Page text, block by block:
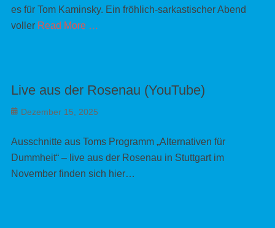
es für Tom Kaminsky. Ein fröhlich-sarkastischer Abend
voller Read More …
Live aus der Rosenau (YouTube)
Posted
Dezember 15, 2025
Ausschnitte aus Toms Programm „Alternativen für
Dummheit“ – live aus der Rosenau in Stuttgart im
November finden sich hier…